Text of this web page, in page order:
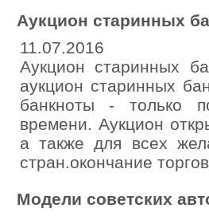
Аукцион старинных
11.07.2016
Аукцион старинных
аукцион старинных
банкноты - только
времени. Аукцион
а также для всех
стран.окончание
Модели советских